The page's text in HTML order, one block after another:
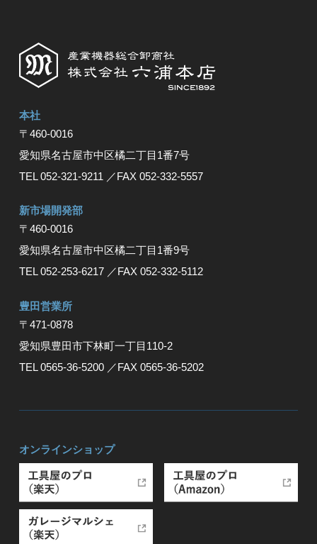
本社
〒460-0016
愛知県名古屋市中区橘⼆丁⽬1番7号
TEL 052-321-9211 ／FAX 052-332-5557
新市場開発部
〒460-0016
愛知県名古屋市中区橘二丁目1番9号
TEL 052-253-6217 ／FAX 052-332-5112
豊⽥営業所
〒471-0878
愛知県豊⽥市下林町⼀丁⽬110-2
TEL 0565-36-5200 ／FAX 0565-36-5202
オンラインショップ